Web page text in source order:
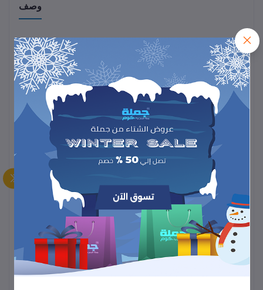
وصف
النوع: USB-A ذكر إلى USB-A أنثى (تمديد)
الطول:
السرعة: USB 2.0، لنقل البيانات حتى 480 ميجابت/ثانية
الوظيفة: لتمديد كابلات USB الموجودة مثل الطابعات أو الأقراص الصلبة
التوافق: متوافق مع جميع أجهزة USB القياسية
اللون:
تصميم موصلات عملي وسهل التوصيل والاستخدام